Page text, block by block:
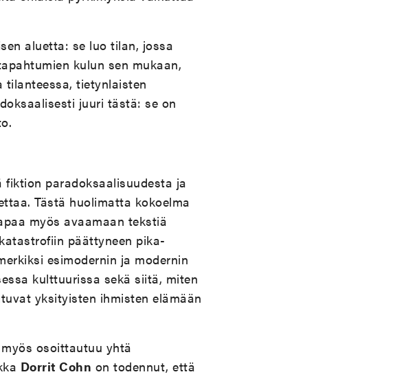
aluetta: se luo tilan, jossa
kulun sen mukaan,
tietynlaisten
juuri tästä: se on
paradoksaalisuudesta ja
Tästä huolimatta kokoelma
myös avaamaan tekstiä
päättyneen pika-
esimodernin ja modernin
kulttuurissa sekä siitä, miten
yksityisten ihmisten elämään
osoittautuu yhtä
Dorrit Cohn on todennut, että